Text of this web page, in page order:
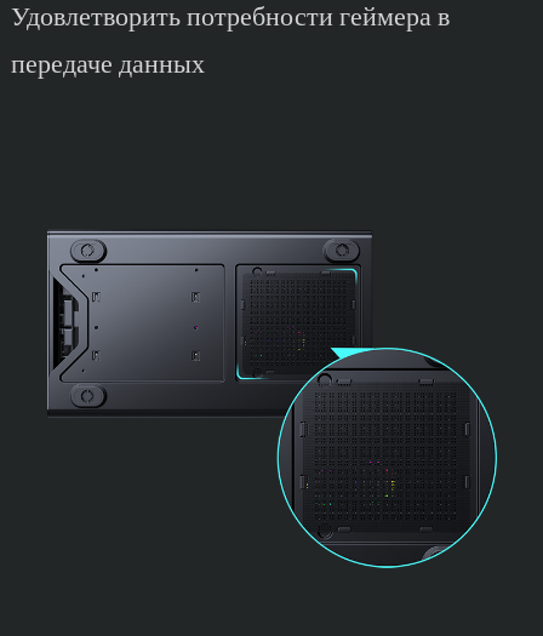
Удовлетворить потребности геймера в
передаче данных